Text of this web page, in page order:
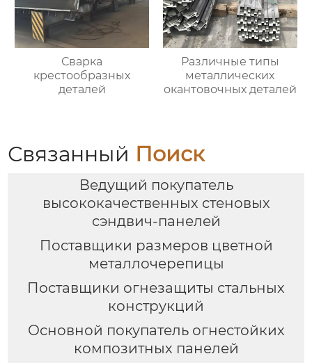
Сварка
крестообразных
деталей
Различные типы
металлических
окантовочных деталей
Связанный Поиск
Ведущий покупатель
высококачественных стеновых
сэндвич-панелей
Поставщики размеров цветной
металлочерепицы
Поставщики огнезащиты стальных
конструкций
Основной покупатель огнестойких
композитных панелей